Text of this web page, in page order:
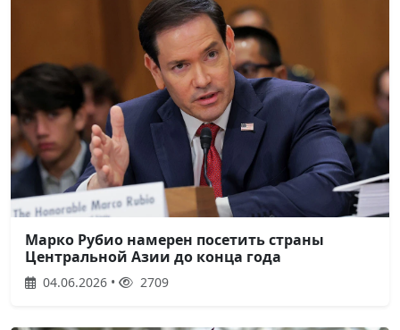
Марко Рубио намерен посетить страны
Центральной Азии до конца года
04.06.2026 • 2709